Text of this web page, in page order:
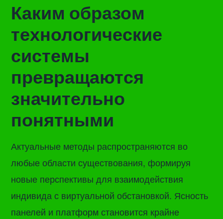
Каким образом
технологические
системы
превращаются
значительно
понятными
Актуальные методы распространяются во
любые области существования, формируя
новые перспективы для взаимодействия
индивида с виртуальной обстановкой. Ясность
панелей и платформ становится крайне